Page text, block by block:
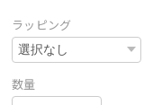
ラッピング
数量